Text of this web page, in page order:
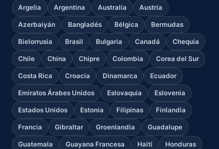
Argelia Argentina Australia Austria
Azerbaiyán Bangladés Bélgica Bermudas
Bielorrusia Brasil Bulgaria Canadá Chequia
Chile China Chipre Colombia Corea del Sur
Costa Rica Croacia Dinamarca Ecuador
Emiratos Árabes Unidos Eslovaquia Eslovenia
Estados Unidos Estonia Filipinas Finlandia
Francia Gibraltar Groenlandia Guadalupe
Guatemala Guayana Francesa Haití Honduras